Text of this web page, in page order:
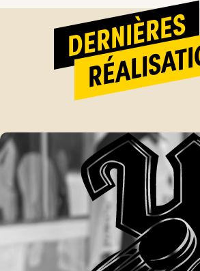
DERNIÈRES